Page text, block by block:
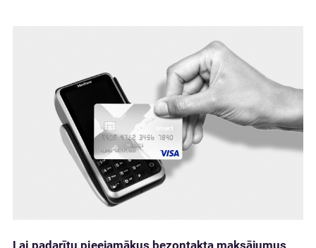
Lai padarītu pieejamākus bezontakta maksājumus,